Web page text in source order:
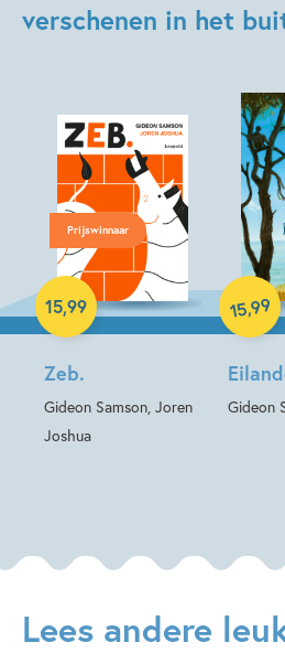
verschenen in het
Prijswinnaar
Zeb.
Gideon Samson, Joren
Joshua
15,99
Hardcover
Gideon
15,99
Lees andere